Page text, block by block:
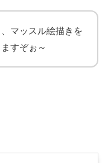
マッスル絵描きを
すぞぉ～